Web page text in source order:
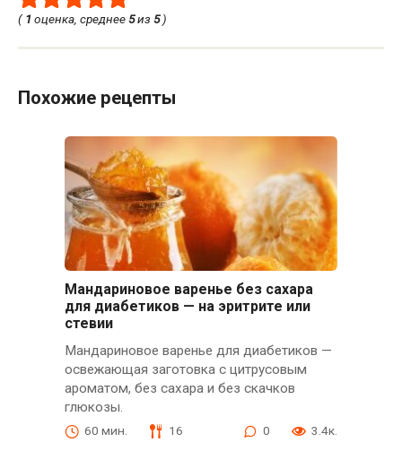
( 1оценка, среднее5из 5)
Похожие рецепты
Мандариновое варенье без сахара
для диабетиков — на эритрите или
стевии
Мандариновое варенье для диабетиков —
освежающая заготовка с цитрусовым
ароматом, без сахара и без скачков
глюкозы.
60 мин. 16 0 3.4к.